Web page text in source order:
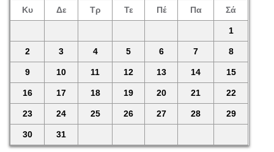
Κυ Δε Τρ Τε Πέ Πα Σά
1
2 3 4 5 6 7 8
9 10 11 12 13 14 15
16 17 18 19 20 21 22
23 24 25 26 27 28 29
30 31